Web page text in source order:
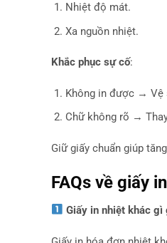
Nhiệt độ mát.
Xa nguồn nhiệt.
Khắc phục sự cố:
Không in được → Vệ
Chữ không rõ →
Giữ giấy chuẩn giúp
FAQs về giấy
Giấy in nhiệt khác gì